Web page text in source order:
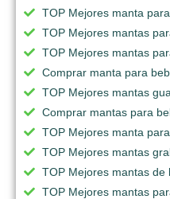
TOP Mejores manta
TOP Mejores mantas
TOP Mejores mantas
Comprar manta para
TOP Mejores mantas
Comprar mantas para
TOP Mejores manta
TOP Mejores mantas
TOP Mejores mantas de
TOP Mejores mantas